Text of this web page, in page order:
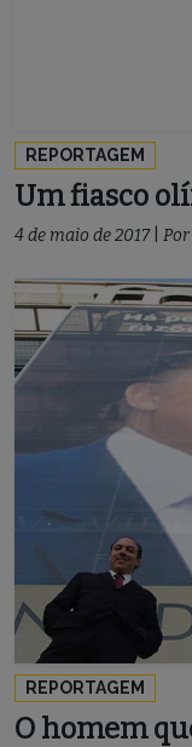
REPORTAGEM
Um fiasco
4 de maio de 2017 Por
REPORTAGEM
O homem